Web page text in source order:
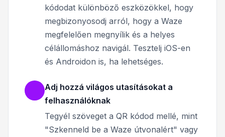
kódodat különböző eszközökkel, hogy
megbizonyosodj arról, hogy a Waze
megfelelően megnyílik és a helyes
célállomáshoz navigál. Tesztelj iOS-en
és Androidon is, ha lehetséges.
Adj hozzá világos utasításokat a
felhasználóknak
Tegyél szöveget a QR kódod mellé, mint
"Szkenneld be a Waze útvonalért" vagy